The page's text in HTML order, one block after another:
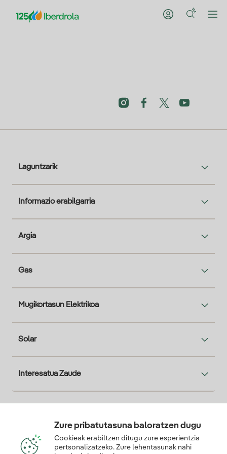
Laguntzarik
Informazio erabilgarria
Argia
Gas
Mugikortasun Elektrikoa
Solar
Interesatua Zaude
Zure pribatutasuna baloratzen dugu
Cookieak erabiltzen ditugu zure esperientzia
pertsonalizatzeko. Zure lehentasunak nahi